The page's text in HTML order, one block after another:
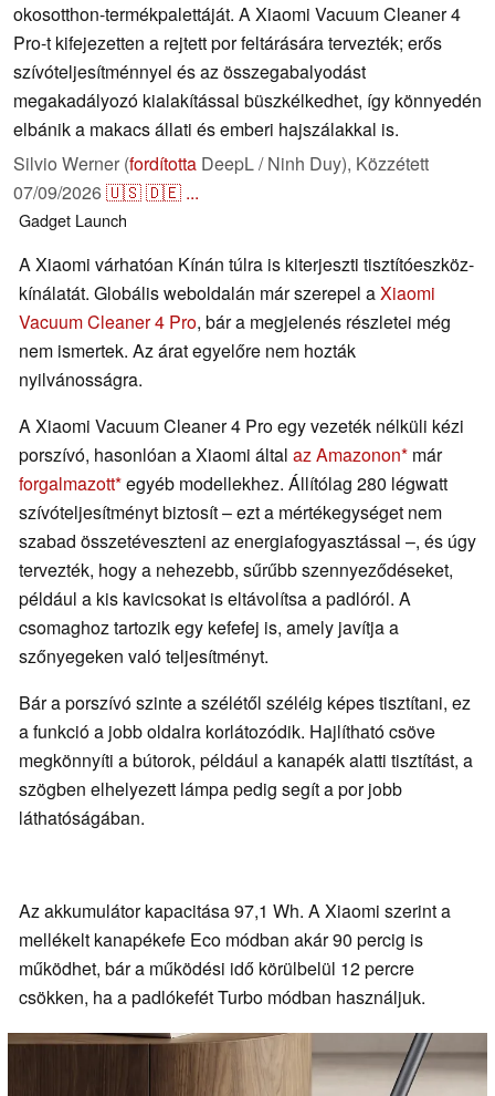
okosotthon-termékpalettáját. A Xiaomi Vacuum Cleaner 4
Pro-t kifejezetten a rejtett por feltárására tervezték; erős
szívóteljesítménnyel és az összegabalyodást
megakadályozó kialakítással büszkélkedhet, így könnyedén
elbánik a makacs állati és emberi hajszálakkal is.
Silvio Werner (fordította DeepL / Ninh Duy), Közzétett
07/09/2026🇺🇸🇩🇪 ...
Gadget Launch
A Xiaomi várhatóan Kínán túlra is kiterjeszti tisztítóeszköz-
kínálatát. Globális weboldalán már szerepel aXiaomi
Vacuum Cleaner 4 Pro, bár a megjelenés részletei még
nem ismertek. Az árat egyelőre nem hozták
nyilvánosságra.
A Xiaomi Vacuum Cleaner 4 Pro egy vezeték nélküli kézi
porszívó, hasonlóan a Xiaomi által az Amazonon már
forgalmazott egyéb modellekhez. Állítólag 280 légwatt
szívóteljesítményt biztosít – ezt a mértékegységet nem
szabad összetéveszteni az energiafogyasztással –, és úgy
tervezték, hogy a nehezebb, sűrűbb szennyeződéseket,
például a kis kavicsokat is eltávolítsa a padlóról. A
csomaghoz tartozik egy kefefej is, amely javítja a
szőnyegeken való teljesítményt.
Bár a porszívó szinte a szélétől széléig képes tisztítani, ez
a funkció a jobb oldalra korlátozódik. Hajlítható csöve
megkönnyíti a bútorok, például a kanapék alatti tisztítást, a
szögben elhelyezett lámpa pedig segít a por jobb
láthatóságában.
Az akkumulátor kapacitása 97,1 Wh. A Xiaomi szerint a
mellékelt kanapékefe Eco módban akár 90 percig is
működhet, bár a működési idő körülbelül 12 percre
csökken, ha a padlókefét Turbo módban használjuk.